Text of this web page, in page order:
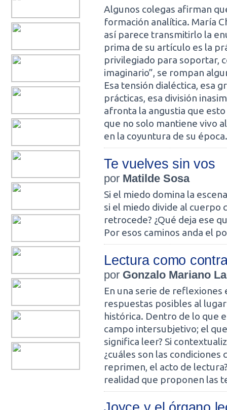
Algunos colegas afirman
formación analítica. María
así parece transmitirlo la
prima de su artículo es la
privilegiado para soportar,
imaginario”, se rompan
Esa tensión dialéctica, esa
prácticas, esa división
afronta la angustia que
que no solo mantiene vivo
en la coyuntura de su
Te vuelves sin vos
por Matilde Sosa
Si el miedo domina la
si el miedo divide al cuerpo
retrocede? ¿Qué deja ese
Por esos caminos anda el
Lectura como
por Gonzalo Mariano
En una serie de reflexiones
respuestas posibles al
histórica. Dentro de lo que
campo intersubjetivo; el
significa leer? Si
¿cuáles son las
reprimen, el acto de
realidad que proponen las